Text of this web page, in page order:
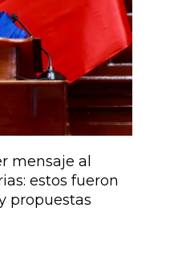
mensaje al
estos fueron
propuestas